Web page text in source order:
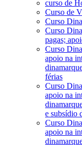
curso de
Curso de
Curso
Curso
pagas;
Curso
apoio na
férias
Curso
apoio na
e subsídio
Curso
apoio na